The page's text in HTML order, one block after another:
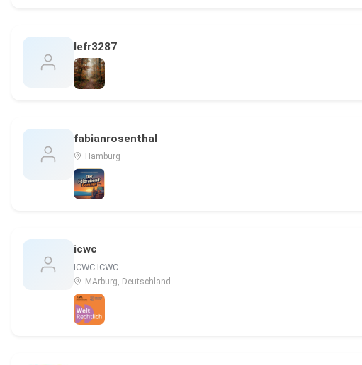
lefr3287
fabianrosenthal
Hamburg
icwc
ICWC ICWC
MArburg, Deutschland